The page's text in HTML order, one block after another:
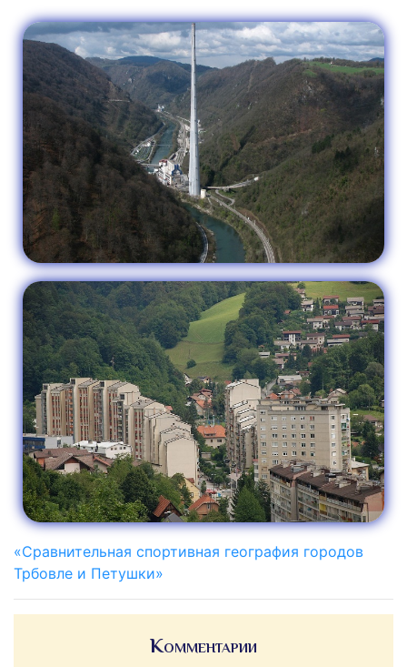
«Сравнительная спортивная география городов
Трбовле и Петушки»
Комментарии